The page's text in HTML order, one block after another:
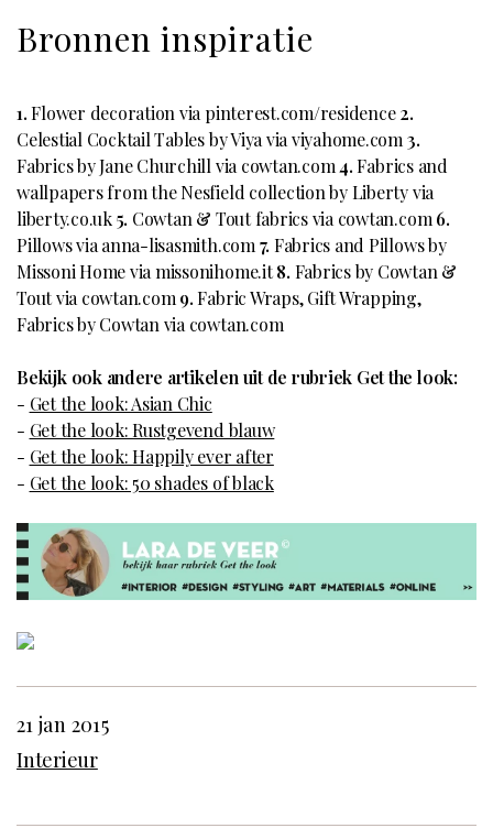
Bronnen inspiratie
1.Flower decoration via pinterest.com/residence2.
Celestial Cocktail Tables by Viya via viyahome.com 3.
Fabrics by Jane Churchill via cowtan.com 4.Fabrics and
wallpapers from the Nesfield collection by Liberty via
liberty.co.uk5. Cowtan & Tout fabrics via cowtan.com 6.
Pillows via anna-lisasmith.com 7. Fabrics and Pillows by
Missoni Home via missonihome.it8. Fabrics by Cowtan &
Tout via cowtan.com 9.Fabric Wraps, Gift Wrapping,
Fabrics by Cowtan via cowtan.com
Bekijk ook andere artikelen uit de rubriek Get the look:
- Get the look: Asian Chic
- Get the look: Rustgevend blauw
- Get the look: Happily ever after
- Get the look: 50 shades of black
21 jan 2015
Interieur